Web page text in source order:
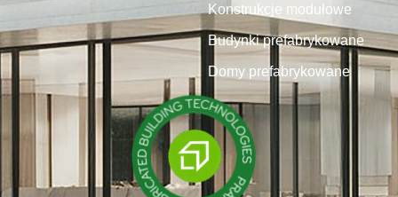
Konstrukcje modułowe
Budynki prefabrykowane
Domy prefabrykowane